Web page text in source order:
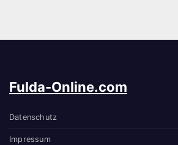
Fulda-Online.com
Datenschutz
Impressum